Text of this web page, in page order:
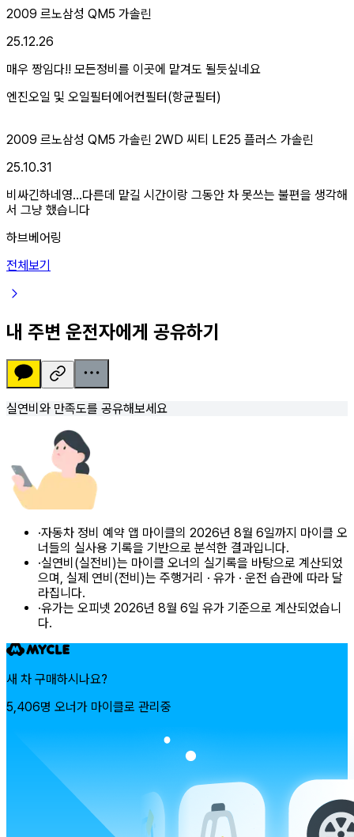
2009 르노삼성 QM5 가솔린
25.12.26
매우 짱임다!! 모든정비를 이곳에 맡겨도 될듯싶네요
엔진오일 및 오일필터에어컨필터(항균필터)
2009 르노삼성 QM5 가솔린 2WD 씨티 LE25 플러스 가솔린
25.10.31
비싸긴하네영...다른데 맡길 시간이랑 그동안 차 못쓰는 불편을 생각해
서 그냥 했습니다
하브베어링
전체보기
내 주변 운전자에게 공유하기
실연비와 만족도를 공유해보세요
·자동차 정비 예약 앱 마이클의 2026년 8월 6일까지 마이클 오
너들의 실사용 기록을 기반으로 분석한 결과입니다.
·실연비(실전비)는 마이클 오너의 실기록을 바탕으로 계산되었
으며, 실제 연비(전비)는 주행거리 · 유가 · 운전 습관에 따라 달
라집니다.
·유가는 오피넷 2026년 8월 6일 유가 기준으로 계산되었습니
다.
새 차 구매하시나요?
5,406명 오너가 마이클로 관리중